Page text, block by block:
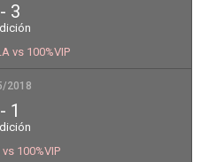
- 3
vs 100%VIP
2018
- 1
100%VIP